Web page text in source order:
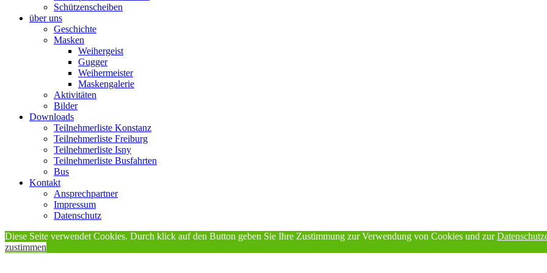
Schützenscheiben
über uns
Geschichte
Masken
Weihergeist
Gugger
Weihermeister
Maskengalerie
Aktivitäten
Bilder
Downloads
Teilnehmerliste Konstanz
Teilnehmerliste Freiburg
Teilnehmerliste Isny
Teilnehmerliste Busfahrten
Bus
Kontakt
Ansprechpartner
Impressum
Datenschutz
Diese Seite verwendet Cookies. Durch klick auf den Button geben Sie Ihre Zustimmung zur Verwendung von Cookies und zur
zustimmen